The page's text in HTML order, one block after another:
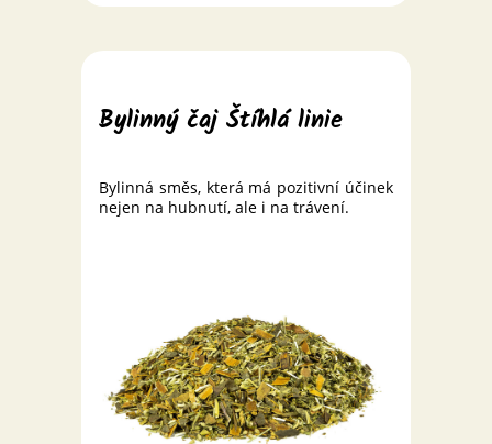
Bylinný čaj Štíhlá linie
Bylinná směs, která má pozitivní účinek
nejen na hubnutí, ale i na trávení.